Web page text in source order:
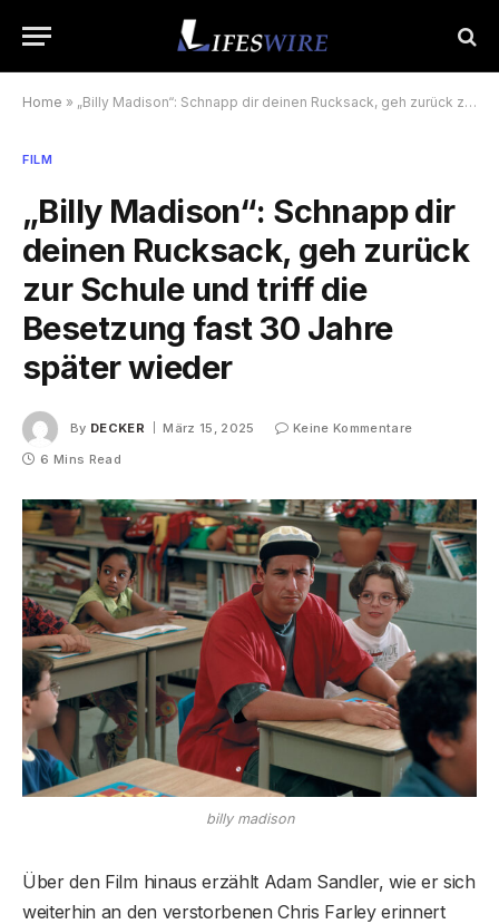
Home » „Billy Madison“: Schnapp dir deinen Rucksack, geh zurück zur Schule und triff die Besetzung fast 30 Jahre später wieder
FILM
„Billy Madison“: Schnapp dir
deinen Rucksack, geh zurück
zur Schule und triff die
Besetzung fast 30 Jahre
später wieder
By DECKER März 15, 2025
Keine Kommentare
6 Mins Read
billy madison
Über den Film hinaus erzählt Adam Sandler, wie er sich
weiterhin an den verstorbenen Chris Farley erinnert